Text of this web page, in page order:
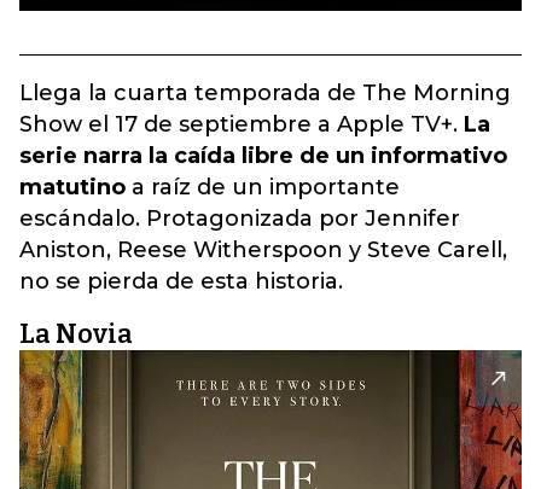
Llega la cuarta temporada de The Morning
Show el 17 de septiembre a Apple TV+. La
serie narra la caída libre de un informativo
matutino a raíz de un importante
escándalo. Protagonizada por Jennifer
Aniston, Reese Witherspoon y Steve Carell,
no se pierda de esta historia.
La Novia